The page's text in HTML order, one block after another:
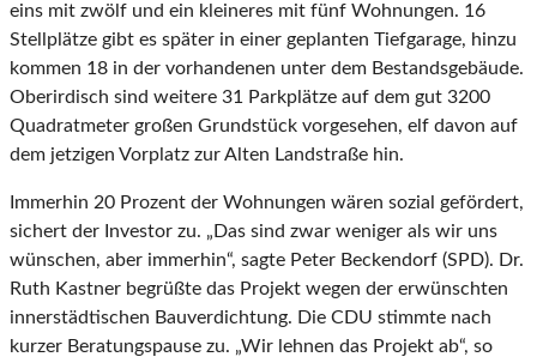
eins mit zwölf und ein kleineres mit fünf Wohnungen. 16
Stellplätze gibt es später in einer geplanten Tiefgarage, hinzu
kommen 18 in der vorhandenen unter dem Bestandsgebäude.
Oberirdisch sind weitere 31 Parkplätze auf dem gut 3200
Quadratmeter großen Grundstück vorgesehen, elf davon auf
dem jetzigen Vorplatz zur Alten Landstraße hin.
Immerhin 20 Prozent der Wohnungen wären sozial gefördert,
sichert der Investor zu. „Das sind zwar weniger als wir uns
wünschen, aber immerhin“, sagte Peter Beckendorf (SPD). Dr.
Ruth Kastner begrüßte das Projekt wegen der erwünschten
innerstädtischen Bauverdichtung. Die CDU stimmte nach
kurzer Beratungspause zu. „Wir lehnen das Projekt ab“, so